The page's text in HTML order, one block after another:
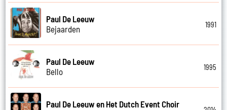
Paul De Leeuw
Bejaarden
1991
Paul De Leeuw
Bello
1995
Paul De Leeuw en Het Dutch Event Choir